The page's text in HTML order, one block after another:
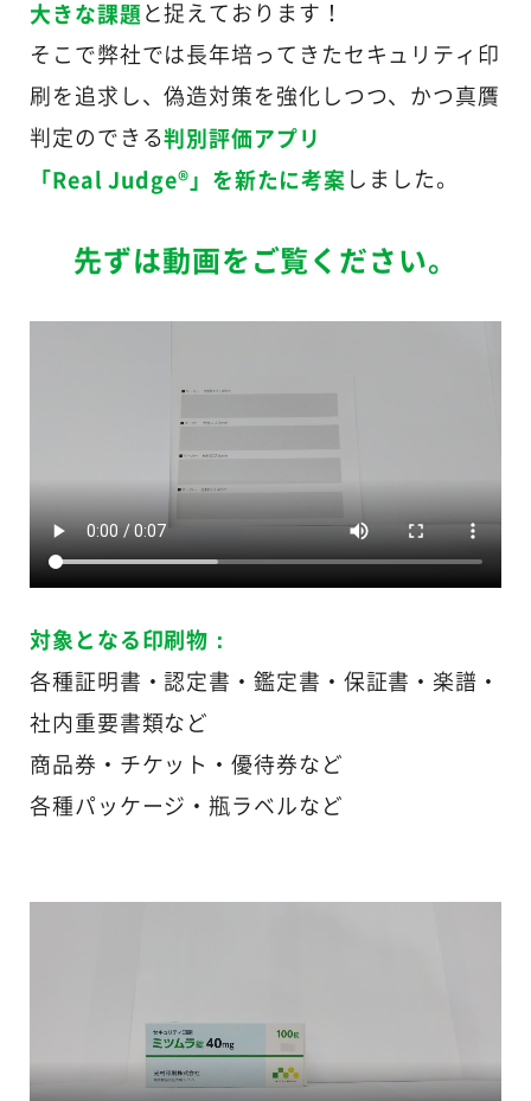
大きな課題 と捉えております！
そこで弊社では長年培ってきたセキュリティ印
刷を追求し、偽造対策を強化しつつ、かつ真贋
判定のできる判別評価アプリ
「Real Judge®」を新たに考案 しました。
先ずは動画をご覧ください。
動画①（表示デモ）
対象となる印刷物：
各種証明書・認定書・鑑定書・保証書・楽譜・
社内重要書類など
商品券・チケット・優待券など
各種パッケージ・瓶ラベルなど